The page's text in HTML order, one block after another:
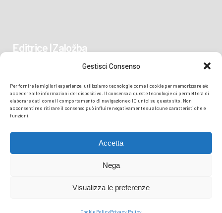
Gestisci Consenso
Per fornire le migliori esperienze, utilizziamo tecnologie come i cookie per memorizzare e/o
accedere alle informazioni del dispositivo. Il consenso a queste tecnologie ci permetterà di
elaborare dati come il comportamento di navigazione o ID unici su questo sito. Non
acconsentire o ritirare il consenso può influire negativamente su alcune caratteristiche e
funzioni.
Accetta
Nega
Visualizza le preferenze
Cookie PolicyPrivacy Policy
Editrice | Založba
34170 GORIZIA/GORICA